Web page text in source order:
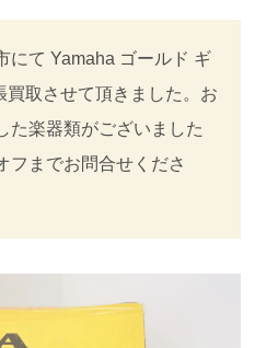
にて Yamaha ゴールド ギ
買取させて頂きました。お
た楽器類がございました
フまでお問合せくださ